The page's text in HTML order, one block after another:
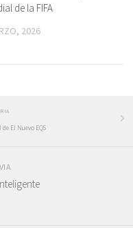
de la FIFA
2026
El Nuevo EQS